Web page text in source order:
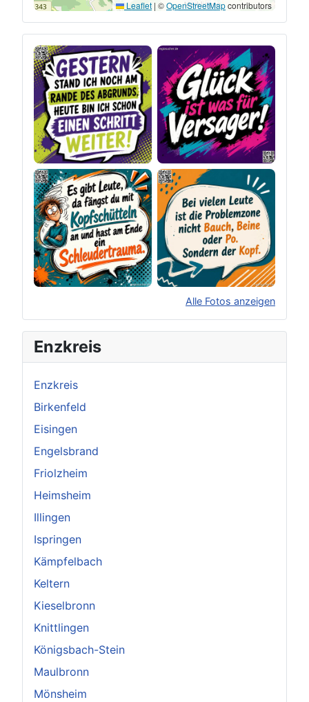
Leaflet | ©OpenStreetMapcontributors
Alle Fotos anzeigen
Original herunterladen
Enzkreis
Enzkreis
Birkenfeld
Eisingen
Engelsbrand
Friolzheim
Heimsheim
Illingen
Ispringen
Kämpfelbach
Keltern
Kieselbronn
Knittlingen
Königsbach-Stein
Maulbronn
Mönsheim